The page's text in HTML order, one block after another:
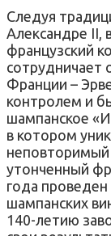
Следуя
Александре II,
французский
сотрудничает
Франции –
контролем и
шампанское
в котором
неповторимый
утонченный
года проведен
шампанских
140-летию